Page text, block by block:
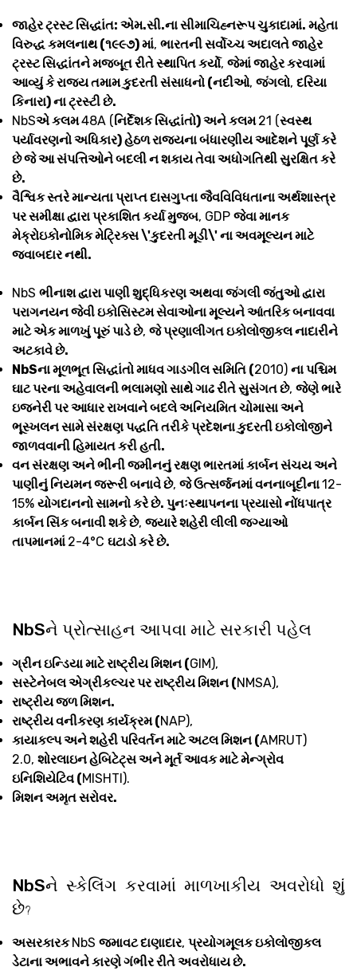
જાહેર ટ્રસ્ટ સિદ્ધાંત: એમ.સી.ના સીમાચિહ્નરૂપ ચુકાદામાં. મહેતા
વિરુદ્ધ કમલનાથ (૧૯૯૭) માં, ભારતની સર્વોચ્ચ અદાલતે જાહેર
ટ્રસ્ટ સિદ્ધાંતને મજબૂત રીતે સ્થાપિત કર્યો, જેમાં જાહેર કરવામાં
આવ્યું કે રાજ્ય તમામ કુદરતી સંસાધનો (નદીઓ, જંગલો, દરિયા
કિનારા) ના ટ્રસ્ટી છે.
NbSએ કલમ48A (નિર્દેશક સિદ્ધાંતો) અને કલમ21 (સ્વસ્થ
પર્યાવરણનો અધિકાર) હેઠળ રાજ્યના બંધારણીય આદેશને પૂર્ણ કરે
છે જે આ સંપત્તિઓને બદલી ન શકાય તેવા અધોગતિથી સુરક્ષિત કરે
છે.
વૈશ્વિક સ્તરે માન્યતા પ્રાપ્ત દાસગુપ્તા જૈવવિવિધતાના અર્થશાસ્ત્ર
પર સમીક્ષા દ્વારા પ્રકાશિત કર્યા મુજબ, GDP જેવા માનક
મેક્રોઇકોનોમિક મેટ્રિક્સ \'કુદરતી મૂડી\' ના અવમૂલ્યન માટે
જવાબદાર નથી.
NbS ભીનાશ દ્વારા પાણી શુદ્ધિકરણ અથવા જંગલી જંતુઓ દ્વારા
પરાગનયન જેવી ઇકોસિસ્ટમ સેવાઓના મૂલ્યને આંતરિક બનાવવા
માટે એક માળખું પૂરું પાડે છે, જે પ્રણાલીગત ઇકોલોજીકલ નાદારીને
અટકાવે છે.
NbSના મૂળભૂત સિદ્ધાંતો માધવ ગાડગીલ સમિતિ (2010) ના પશ્ચિમ
ઘાટ પરના અહેવાલની ભલામણો સાથે ગાઢ રીતે સુસંગત છે, જેણે ભારે
ઇજનેરી પર આધાર રાખવાને બદલે અનિયમિત ચોમાસા અને
ભૂસ્ખલન સામે સંરક્ષણ પદ્ધતિ તરીકે પ્રદેશના કુદરતી ઇકોલોજીને
જાળવવાની હિમાયત કરી હતી.
વન સંરક્ષણ અને ભીની જમીનનું રક્ષણ ભારતમાં કાર્બન સંચય અને
પાણીનું નિયમન જરૂરી બનાવે છે, જે ઉત્સર્જનમાં વનનાબૂદીના12-
15% યોગદાનનો સામનો કરે છે. પુનઃસ્થાપનના પ્રયાસો નોંધપાત્ર
કાર્બન સિંક બનાવી શકે છે, જ્યારે શહેરી લીલી જગ્યાઓ
તાપમાનમાં 2-4°C ઘટાડો કરે છે.
NbSને પ્રોત્સાહન આપવા માટે સરકારી પહેલ
ગ્રીન ઇન્ડિયા માટે રાષ્ટ્રીય મિશન (GIM),
સસ્ટેનેબલ એગ્રીકલ્ચર પર રાષ્ટ્રીય મિશન (NMSA),
રાષ્ટ્રીય જળ મિશન.
રાષ્ટ્રીય વનીકરણ કાર્યક્રમ (NAP),
કાયાકલ્પ અને શહેરી પરિવર્તન માટે અટલ મિશન (AMRUT)
2.0, શોરલાઇન હેબિટેટ્સ અને મૂર્ત આવક માટે મેન્ગ્રોવ
ઇનિશિયેટિવ (MISHTI).
મિશન અમૃત સરોવર.
NbSને સ્કેલિંગ કરવામાં માળખાકીય અવરોધો શું
છે?
અસરકારકNbS જમાવટ દાણાદાર, પ્રયોગમૂલક ઇકોલોજીકલ
ડેટાના અભાવને કારણે ગંભીર રીતે અવરોધાય છે.